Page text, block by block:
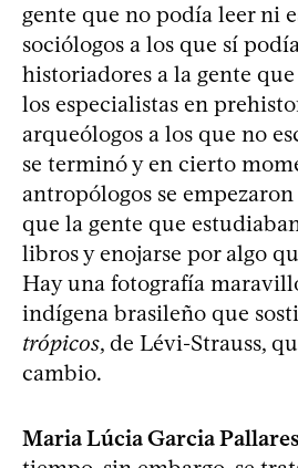
gente que no podía leer ni
sociólogos a los que sí
historiadores a la gente
los especialistas en
arqueólogos a los que no
se terminó y en cierto
antropólogos se
que la gente que
libros y enojarse por algo
Hay una fotografía
indígena brasileño que
trópicos, de Lévi-Strauss,
cambio.
Maria Lúcia Garcia